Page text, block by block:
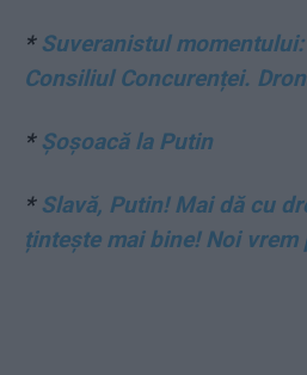
* Suveranistul
Consiliul Concurenței.
* Șoșoacă la Putin
* Slavă, Putin! Mai dă cu
țintește mai bine! Noi vrem